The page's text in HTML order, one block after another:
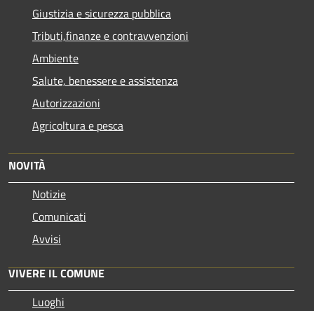
Giustizia e sicurezza pubblica
Tributi,finanze e contravvenzioni
Ambiente
Salute, benessere e assistenza
Autorizzazioni
Agricoltura e pesca
NOVITÀ
Notizie
Comunicati
Avvisi
VIVERE IL COMUNE
Luoghi